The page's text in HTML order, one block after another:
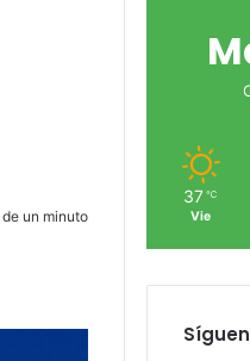
un minuto
37 ℃
Vie